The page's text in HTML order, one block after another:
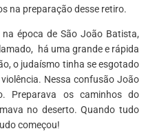
na preparação desse retiro.
época de São João Batista,
há uma grande e rápida
o judaísmo tinha se esgotado
Nessa confusão João
Preparava os caminhos do
no deserto. Quando tudo
começou!